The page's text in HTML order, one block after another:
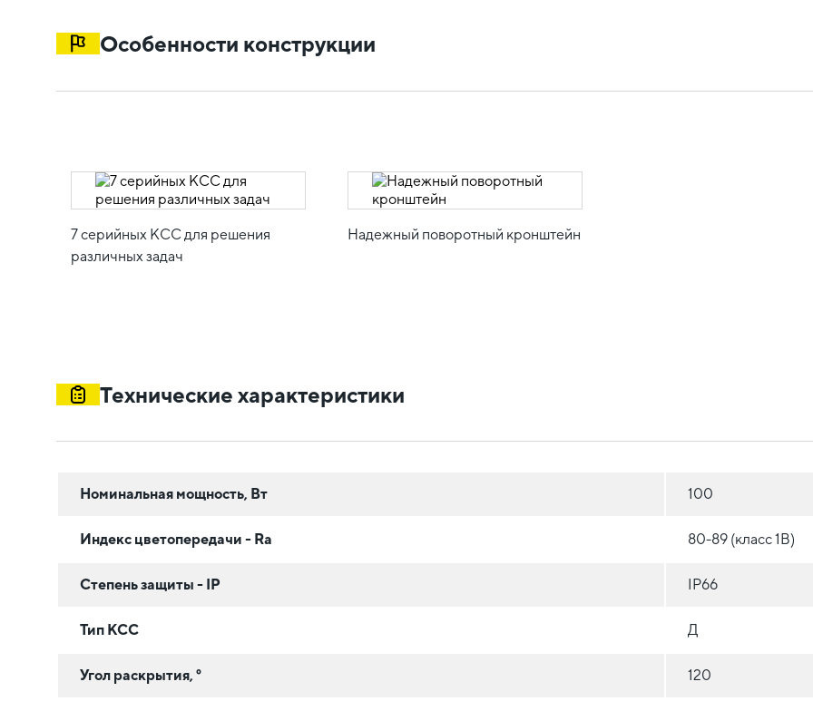
Особенности конструкции
7 серийных КСС для решения
различных задач
Надежный поворотный кронштейн
Технические характеристики
Номинальная мощность, Вт 100
Индекс цветопередачи - Ra 80-89 (класс 1B)
Степень защиты - IP IP66
Тип КСС Д
Угол раскрытия, ° 120